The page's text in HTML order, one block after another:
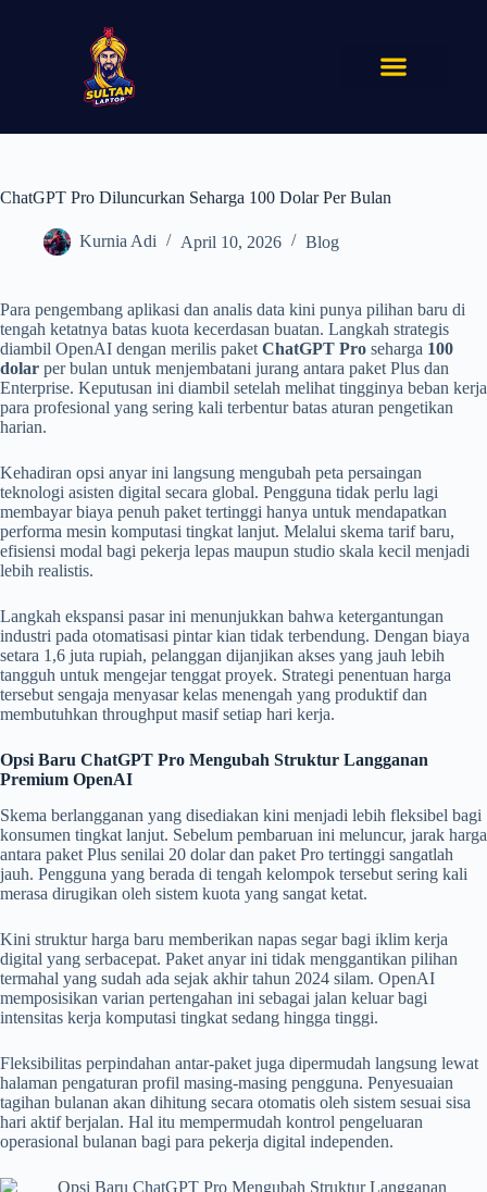
ChatGPT Pro Diluncurkan Seharga 100 Dolar Per Bulan
Kurnia Adi April 10, 2026 Blog
Para pengembang aplikasi dan analis data kini punya pilihan baru di
tengah ketatnya batas kuota kecerdasan buatan. Langkah strategis
diambil OpenAI dengan merilis paket ChatGPT Pro seharga 100
dolar per bulan untuk menjembatani jurang antara paket Plus dan
Enterprise. Keputusan ini diambil setelah melihat tingginya beban kerja
para profesional yang sering kali terbentur batas aturan pengetikan
harian.
Kehadiran opsi anyar ini langsung mengubah peta persaingan
teknologi asisten digital secara global. Pengguna tidak perlu lagi
membayar biaya penuh paket tertinggi hanya untuk mendapatkan
performa mesin komputasi tingkat lanjut. Melalui skema tarif baru,
efisiensi modal bagi pekerja lepas maupun studio skala kecil menjadi
lebih realistis.
Langkah ekspansi pasar ini menunjukkan bahwa ketergantungan
industri pada otomatisasi pintar kian tidak terbendung. Dengan biaya
setara 1,6 juta rupiah, pelanggan dijanjikan akses yang jauh lebih
tangguh untuk mengejar tenggat proyek. Strategi penentuan harga
tersebut sengaja menyasar kelas menengah yang produktif dan
membutuhkan throughput masif setiap hari kerja.
Opsi Baru ChatGPT Pro Mengubah Struktur Langganan
Premium OpenAI
Skema berlangganan yang disediakan kini menjadi lebih fleksibel bagi
konsumen tingkat lanjut. Sebelum pembaruan ini meluncur, jarak harga
antara paket Plus senilai 20 dolar dan paket Pro tertinggi sangatlah
jauh. Pengguna yang berada di tengah kelompok tersebut sering kali
merasa dirugikan oleh sistem kuota yang sangat ketat.
Kini struktur harga baru memberikan napas segar bagi iklim kerja
digital yang serbacepat. Paket anyar ini tidak menggantikan pilihan
termahal yang sudah ada sejak akhir tahun 2024 silam. OpenAI
memposisikan varian pertengahan ini sebagai jalan keluar bagi
intensitas kerja komputasi tingkat sedang hingga tinggi.
Fleksibilitas perpindahan antar-paket juga dipermudah langsung lewat
halaman pengaturan profil masing-masing pengguna. Penyesuaian
tagihan bulanan akan dihitung secara otomatis oleh sistem sesuai sisa
hari aktif berjalan. Hal itu mempermudah kontrol pengeluaran
operasional bulanan bagi para pekerja digital independen.